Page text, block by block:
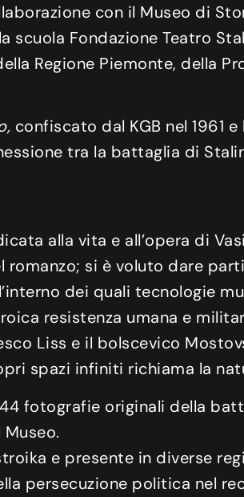
con il Museo di
scuola Fondazione Teatro
Regione Piemonte, della
confiscato dal KGB nel 1961
tra la battaglia di
alla vita e all’opera di
si è voluto dare
dei quali tecnologie
resistenza umana e
Liss e il bolscevico
spazi infiniti richiama la
fotografie originali della
e presente in diverse
persecuzione politica nel